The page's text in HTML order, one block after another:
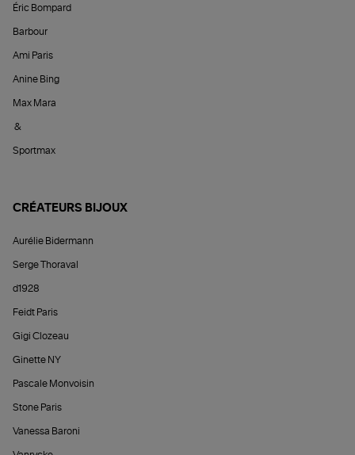
Éric Bompard
Barbour
Ami Paris
Anine Bing
Max Mara
&
Sportmax
CRÉATEURS BIJOUX
Aurélie Bidermann
Serge Thoraval
d1928
Feidt Paris
Gigi Clozeau
Ginette NY
Pascale Monvoisin
Stone Paris
Vanessa Baroni